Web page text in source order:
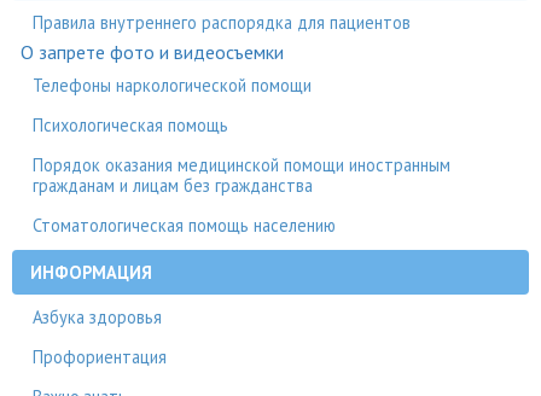
Правила внутреннего распорядка для пациентов
О запрете фото и видеосъемки
Телефоны наркологической помощи
Психологическая помощь
Порядок оказания медицинской помощи иностранным
гражданам и лицам без гражданства
Стоматологическая помощь населению
ИНФОРМАЦИЯ
Азбука здоровья
Профориентация